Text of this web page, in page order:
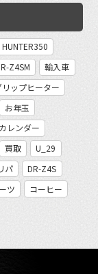
HUNTER350
Z4SM
輸入車
リップヒーター
お年玉
カレンダー
買取
U_29
パ
DR-Z4S
ツ
コーヒー